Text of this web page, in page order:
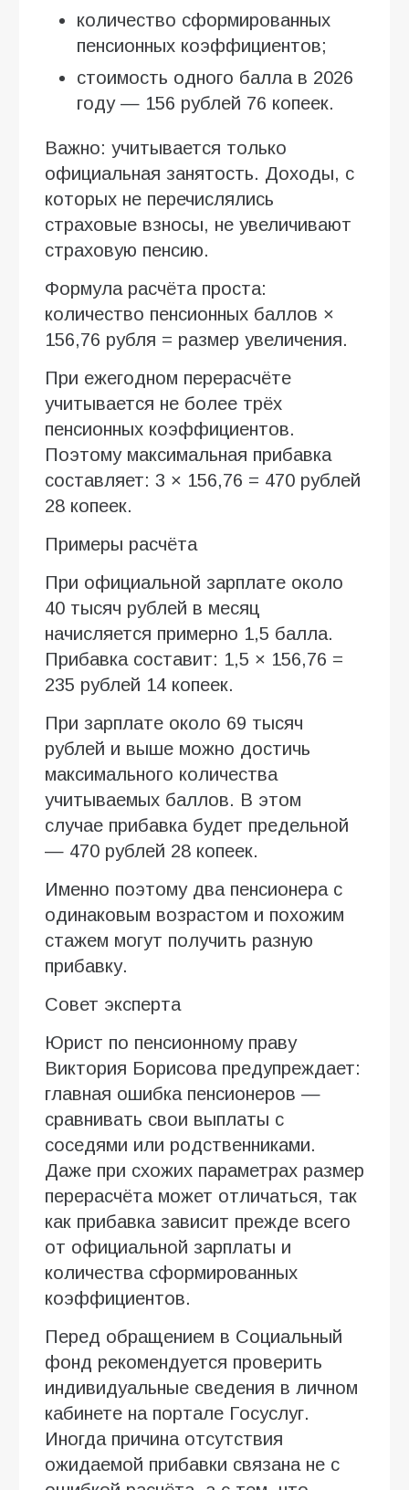
количество сформированных
пенсионных коэффициентов;
стоимость одного балла в 2026
году — 156 рублей 76 копеек.
Важно: учитывается только
официальная занятость. Доходы, с
которых не перечислялись
страховые взносы, не увеличивают
страховую пенсию.
Формула расчёта проста:
количество пенсионных баллов ×
156,76 рубля = размер увеличения.
При ежегодном перерасчёте
учитывается не более трёх
пенсионных коэффициентов.
Поэтому максимальная прибавка
составляет: 3 × 156,76 = 470 рублей
28 копеек.
Примеры расчёта
При официальной зарплате около
40 тысяч рублей в месяц
начисляется примерно 1,5 балла.
Прибавка составит: 1,5 × 156,76 =
235 рублей 14 копеек.
При зарплате около 69 тысяч
рублей и выше можно достичь
максимального количества
учитываемых баллов. В этом
случае прибавка будет предельной
— 470 рублей 28 копеек.
Именно поэтому два пенсионера с
одинаковым возрастом и похожим
стажем могут получить разную
прибавку.
Совет эксперта
Юрист по пенсионному праву
Виктория Борисова предупреждает:
главная ошибка пенсионеров —
сравнивать свои выплаты с
соседями или родственниками.
Даже при схожих параметрах размер
перерасчёта может отличаться, так
как прибавка зависит прежде всего
от официальной зарплаты и
количества сформированных
коэффициентов.
Перед обращением в Социальный
фонд рекомендуется проверить
индивидуальные сведения в личном
кабинете на портале Госуслуг.
Иногда причина отсутствия
ожидаемой прибавки связана не с